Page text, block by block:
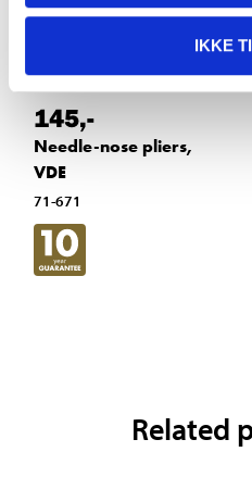
IKKE
145,-
Needle-nose pliers,
VDE
71-671
Related